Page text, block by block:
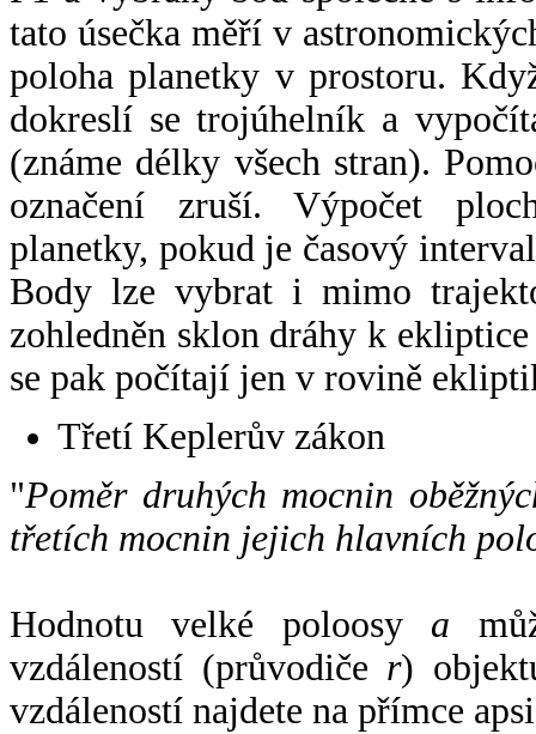
tato úsečka měří v
poloha planetky v prostoru.
dokreslí se trojúhelník a
(známe délky všech stran).
označení zruší. Výpočet
planetky, pokud je časový
Body lze vybrat i mimo
zohledněn sklon dráhy k
se pak počítají jen v rovině
Třetí Keplerův zákon
"Poměr druhých mocnin
třetích mocnin jejich hlavních
Hodnotu velké poloosy a
vzdáleností (průvodiče r)
vzdáleností najdete na přímce